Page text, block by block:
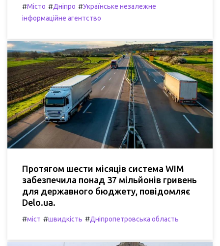
#Місто #Дніпро #Українське незалежне
інформаційне агентство
Протягом шести місяців система WIM
забезпечила понад 37 мільйонів гривень
для державного бюджету, повідомляє
Delo.ua.
#міст #швидкість #Дніпропетровська область